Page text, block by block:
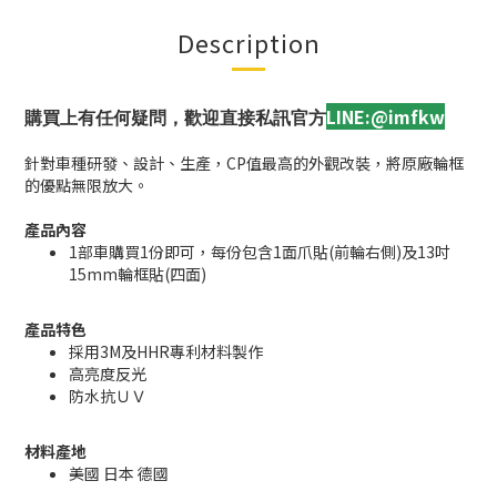
Description
購買上有任何疑問，歡迎直接私訊官方LINE:@imfkw
針對車種研發、設計、生產，CP值最高的外觀改裝，將原廠輪框
的優點無限放大。
產品內容
1部車購買1份即可，每份包含1面爪貼(前輪右側)及13吋
15mm輪框貼(四面)
產品特色
採用3M及HHR專利材料製作
高亮度反光
防水抗ＵＶ
材料產地
美國 日本 德國